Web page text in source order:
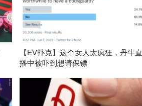
【EV扑克】这个女人太疯狂，丹牛
播中被吓到想请保镖